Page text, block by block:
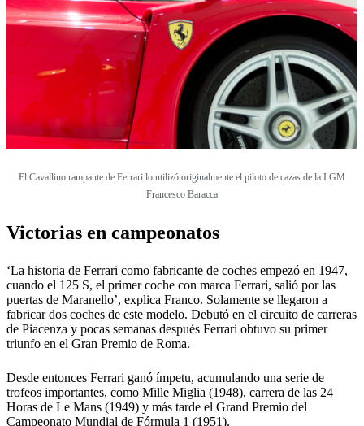
El Cavallino rampante de Ferrari lo utilizó originalmente el piloto de cazas de la I GM
Francesco Baracca
Victorias en campeonatos
‘La historia de Ferrari como fabricante de coches empezó en 1947,
cuando el 125 S, el primer coche con marca Ferrari, salió por las
puertas de Maranello’, explica Franco. Solamente se llegaron a
fabricar dos coches de este modelo. Debutó en el circuito de carreras
de Piacenza y pocas semanas después Ferrari obtuvo su primer
triunfo en el Gran Premio de Roma.
Desde entonces Ferrari ganó ímpetu, acumulando una serie de
trofeos importantes, como Mille Miglia (1948), carrera de las 24
Horas de Le Mans (1949) y más tarde el Grand Premio del
Campeonato Mundial de Fórmula 1 (1951).